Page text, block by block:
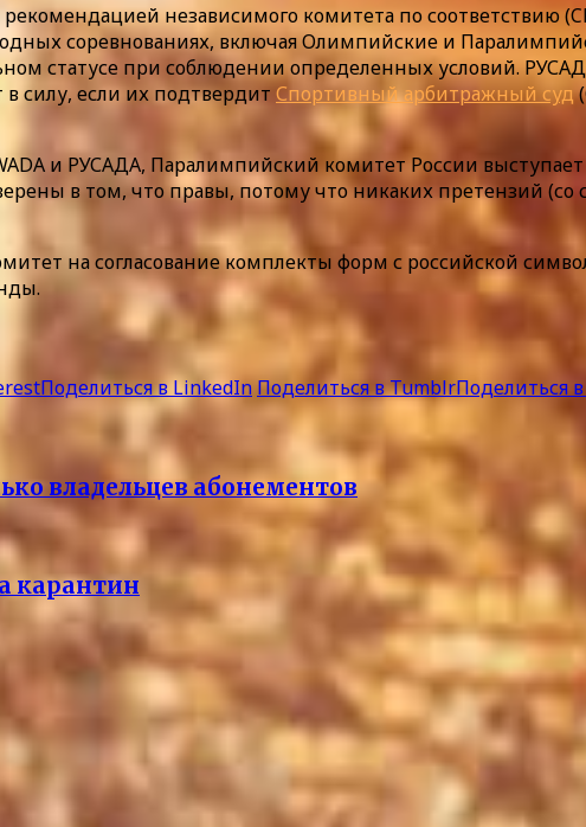
независимого комитета по соответствию
соревнованиях, включая Олимпийские и
статусе при соблюдении определенных условий.
силу, если их подтвердит Спортивный арбитражный суд
и РУСАДА, Паралимпийский комитет России выступает
в том, что правы, потому что никаких претензий
на согласование комплекты форм с российской
Поделиться в LinkedInПоделиться в TumblrПоделиться
владельцев абонементов
карантин